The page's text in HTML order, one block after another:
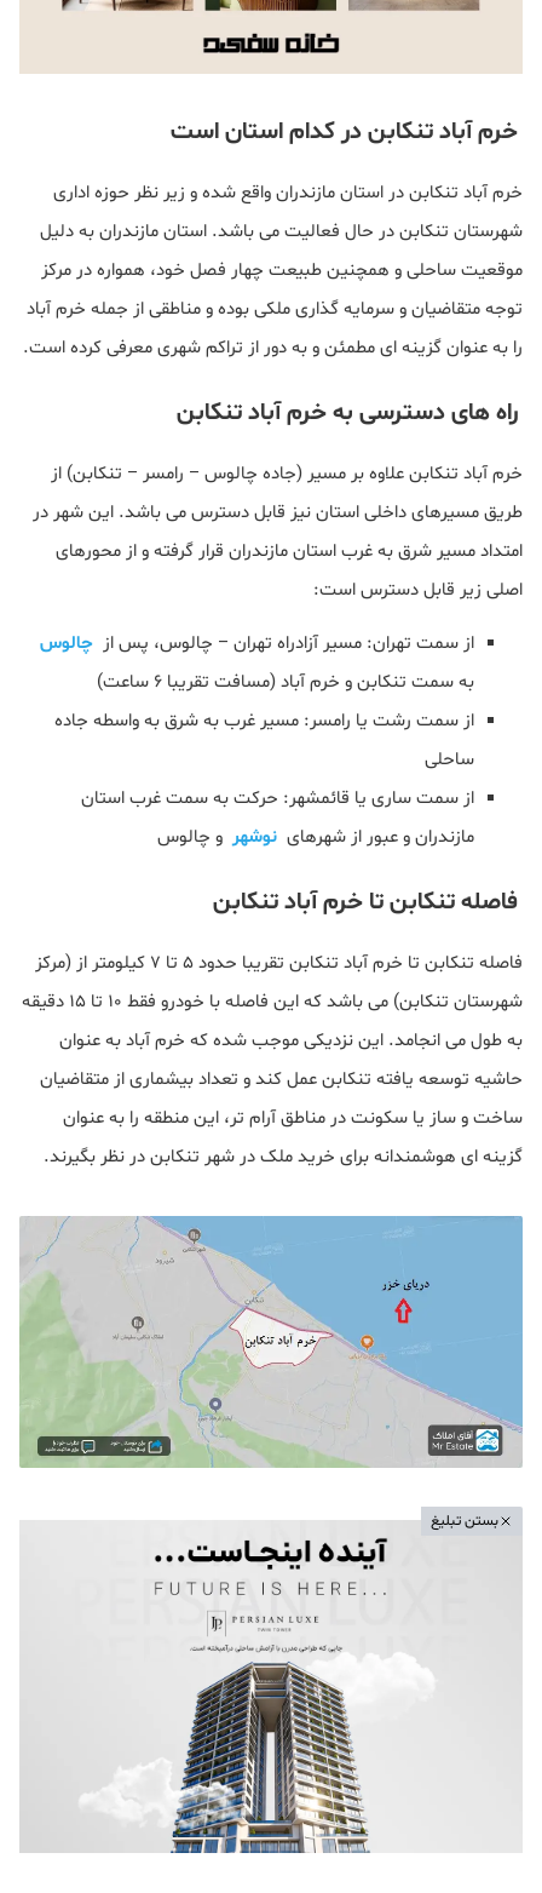
خرم‌ آباد تنکابن در کدام استان است
خرم‌ آباد تنکابن در استان مازندران واقع شده و زیر نظر حوزه اداری
شهرستان تنکابن در حال فعالیت می‌ باشد. استان مازندران به دلیل
موقعیت ساحلی و همچنین طبیعت چهار فصل خود، همواره در مرکز
توجه متقاضیان و سرمایه‌ گذاری ملکی بوده و مناطقی از جمله خرم‌ آباد
را به‌ عنوان گزینه‌ ای مطمئن و به دور از تراکم شهری معرفی کرده است.
راه‌ های دسترسی به خرم‌ آباد تنکابن
خرم‌ آباد تنکابن علاوه بر مسیر (جاده چالوس – رامسر – تنکابن) از
طریق مسیرهای داخلی استان نیز قابل دسترس می باشد. این شهر در
امتداد مسیر شرق به غرب استان مازندران قرار گرفته و از محورهای
اصلی زیر قابل دسترس است:
از سمت تهران: مسیر آزادراه تهران – چالوس، پس از چالوس
به سمت تنکابن و خرم‌ آباد (مسافت تقریبا ۶ ساعت)
از سمت رشت یا رامسر: مسیر غرب به شرق به واسطه جاده
ساحلی
از سمت ساری یا قائمشهر: حرکت به سمت غرب استان
مازندران و عبور از شهرهای نوشهر و چالوس
فاصله تنکابن تا خرم‌ آباد تنکابن
فاصله تنکابن تا خرم‌ آباد تنکابن تقریبا حدود ۵ تا ۷ کیلومتر از (مرکز
شهرستان تنکابن) می باشد که این فاصله با خودرو فقط ۱۰ تا ۱۵ دقیقه
به طول می انجامد. این نزدیکی موجب شده که خرم‌ آباد به‌ عنوان
حاشیه توسعه یافته تنکابن عمل کند و تعداد بیشماری از متقاضیان
ساخت‌ و ساز یا سکونت در مناطق آرام تر، این منطقه را به‌ عنوان
گزینه ای هوشمندانه برای خرید ملک در شهر تنکابن در نظر بگیرند.
بستن تبلیغ